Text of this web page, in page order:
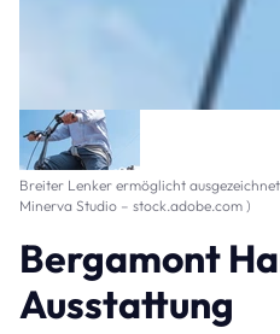
Breiter Lenker ermöglicht
Minerva Studio – stock.adobe.com )
Bergamont
Ausstattung